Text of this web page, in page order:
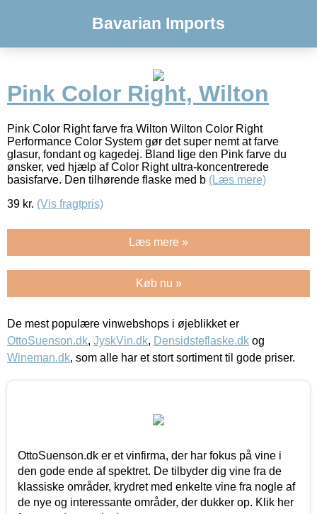
Bavarian Imports
Pink Color Right, Wilton
Pink Color Right farve fra Wilton Wilton Color Right
Performance Color System gør det super nemt at farve
glasur, fondant og kagedej. Bland lige den Pink farve du
ønsker, ved hjælp af Color Right ultra-koncentrerede
basisfarve. Den tilhørende flaske med b (Læs mere)
39 kr. (Vis fragtpris)
Læs mere »
Køb nu »
De mest populære vinwebshops i øjeblikket er
OttoSuenson.dk, JyskVin.dk, Densidsteflaske.dk og
Wineman.dk, som alle har et stort sortiment til gode priser.
OttoSuenson.dk er et vinfirma, der har fokus på vine i
den gode ende af spektret. De tilbyder dig vine fra de
klassiske områder, krydret med enkelte vine fra nogle af
de nye og interessante områder, der dukker op. Klik her